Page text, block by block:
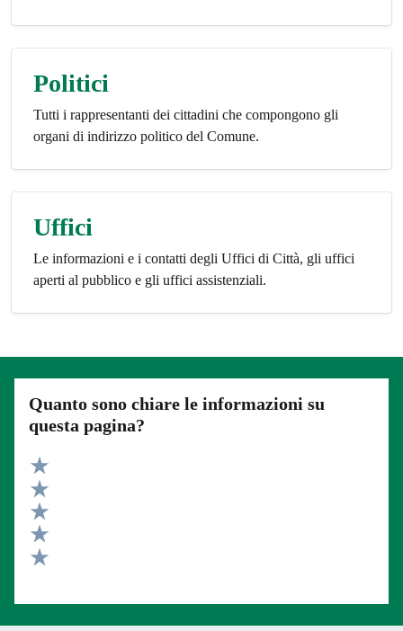
Politici
Tutti i rappresentanti dei cittadini che compongono gli
organi di indirizzo politico del Comune.
Uffici
Le informazioni e i contatti degli Uffici di Città, gli uffici
aperti al pubblico e gli uffici assistenziali.
Quanto sono chiare le informazioni su
questa pagina?
Valuta 5 stelle su 5
Valuta 4 stelle su 5
Valuta 3 stelle su 5
Valuta 2 stelle su 5